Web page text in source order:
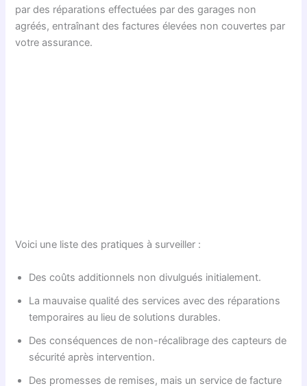
par des réparations effectuées par des garages non
agréés, entraînant des factures élevées non couvertes par
votre assurance.
Voici une liste des pratiques à surveiller :
Des coûts additionnels non divulgués initialement.
La mauvaise qualité des services avec des réparations
temporaires au lieu de solutions durables.
Des conséquences de non-récalibrage des capteurs de
sécurité après intervention.
Des promesses de remises, mais un service de facture